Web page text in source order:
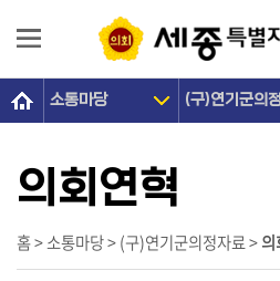
의
개
의
원
소통마당 (구)연기군의
홈 > 소통마당 > (구)연기군의정자료 >
의회연혁